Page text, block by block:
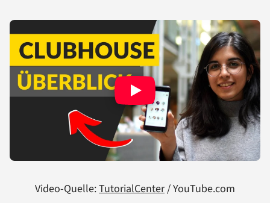
Video-Quelle:TutorialCenter/ YouTube.com